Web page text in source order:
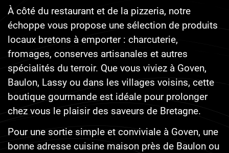
À côté du restaurant et de la pizzeria, notre
échoppe vous propose une sélection de produits
locaux bretons à emporter : charcuterie,
fromages, conserves artisanales et autres
spécialités du terroir. Que vous viviez à Goven,
Baulon, Lassy ou dans les villages voisins, cette
boutique gourmande est idéale pour prolonger
chez vous le plaisir des saveurs de Bretagne.
Pour une sortie simple et conviviale à Goven, une
bonne adresse cuisine maison près de Baulon ou